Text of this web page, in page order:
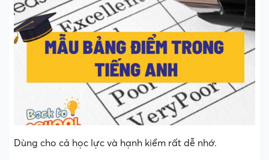
Dùng cho cả học lực và hạnh kiểm rất dễ nhớ.